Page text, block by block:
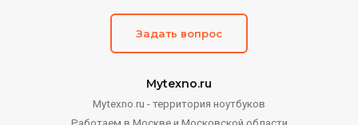
Mytexno.ru
Mytexno.ru - территория ноутбуков
Работаем в Москве и Московской области
Задать вопрос